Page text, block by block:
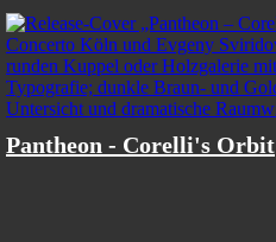
Pantheon - Corelli's Orbit